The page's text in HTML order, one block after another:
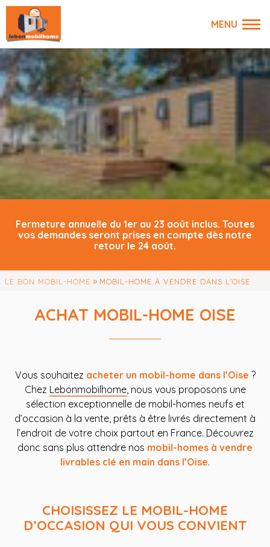
Fermeture annuelle du 1er au 23 août inclus. Toutes
vos demandes seront prises en compte dès notre
retour le 24 août.
LE BON MOBIL-HOME » MOBIL-HOME À VENDRE DANS L'OISE
ACHAT MOBIL-HOME OISE
Vous souhaitez acheter un mobil-home dans l’Oise ?
Chez Lebonmobilhome, nous vous proposons une
sélection exceptionnelle de mobil-homes neufs et
d’occasion à la vente, prêts à être livrés directement à
l’endroit de votre choix partout en France. Découvrez
donc sans plus attendre nos mobil-homes à vendre
livrables clé en main dans l’Oise.
CHOISISSEZ LE MOBIL-HOME
D’OCCASION QUI VOUS CONVIENT